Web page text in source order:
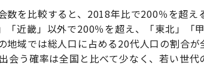
数を比較すると、2018年比で200％を超え
「近畿」以外で200％を超え、「東北」「
地域では総人口に占める20代人口の割合
会う確率は全国と比べて少なく、若い世